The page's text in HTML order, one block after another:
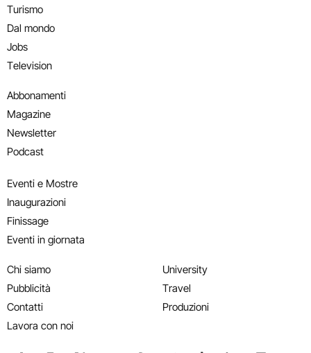
Turismo
Dal mondo
Jobs
Television
Abbonamenti
Magazine
Newsletter
Podcast
Eventi e Mostre
Inaugurazioni
Finissage
Eventi in giornata
Chi siamo
Pubblicità
Contatti
Lavora con noi
University
Travel
Produzioni